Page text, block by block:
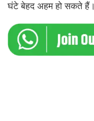
घंटे बेहद अहम हो सकते हैं।